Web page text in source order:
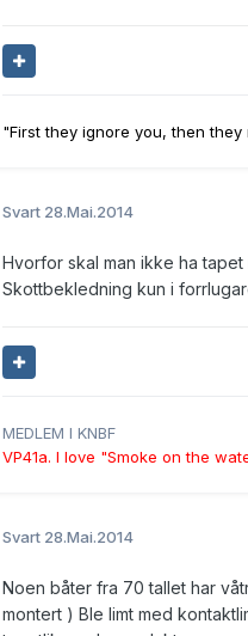
"First they ignore you, then
Svart 28.Mai.2014
Hvorfor skal man ikke ha
Skottbekledning kun i
MEDLEM I KNBF
VP41a. I love "Smoke on the
Svart 28.Mai.2014
Noen båter fra 70 tallet har
montert ) Ble limt med